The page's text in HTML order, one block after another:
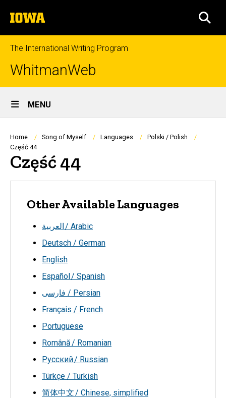
to
content
The
University
of
Iowa
The International Writing Program
WhitmanWeb
Site
Main
Navigation
MENU
Breadcrumb
Home Song of Myself Languages
Polski / Polish
Część 44
Część 44
Other Available Languages
العربية / Arabic
Deutsch / German
English
Español / Spanish
فارسی / Persian
Français / French
Portuguese
Română / Romanian
Русский / Russian
Türkçe / Turkish
简体中文 / Chinese, simplified